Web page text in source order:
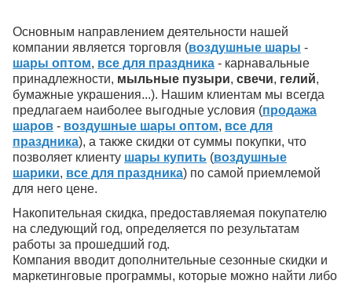
Основным направлением деятельности нашей
компании является торговля (воздушные шары -
шары оптом, все для праздника - карнавальные
принадлежности, мыльные пузыри, свечи, гелий,
бумажные украшения...). Нашим клиентам мы всегда
предлагаем наиболее выгодные условия (продажа
шаров - воздушные шары оптом, все для
праздника), а также скидки от суммы покупки, что
позволяет клиенту шары купить (воздушные
шарики, все для праздника) по самой приемлемой
для него цене.
Накопительная скидка, предоставляемая покупателю
на следующий год, определяется по результатам
работы за прошедший год.
Компания вводит дополнительные сезонные скидки и
маркетинговые программы, которые можно найти либо